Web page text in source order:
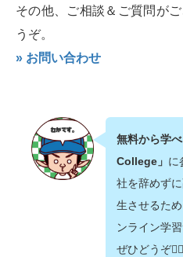
その他、ご相談＆ご質問が
うぞ。
» お問い合わせ
無料から学
College」 に
社を辞めず
生させるた
ンライン学
ぜひどうぞ💁‍♂️